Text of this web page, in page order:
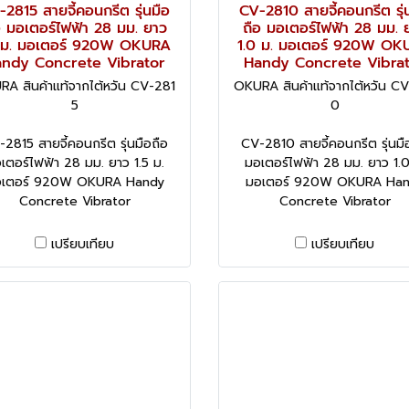
2815 สายจี้คอนกรีต รุ่นมือ
อเตอร์ไฟฟ้า 28 มม. ยาว
. มอเตอร์ 920W OKURA
Concrete Vibrator
สินค้าแท้จากไต้หวัน CV-281
5
2815 สายจี้คอนกรีต รุ่นมือถือ
ตอร์ไฟฟ้า 28 มม. ยาว 1.5 ม.
ตอร์ 920W OKURA Handy
Concrete Vibrator
เปรียบเทียบ
CV-2810 สายจี้คอนกรีต รุ่
ถือ มอเตอร์ไฟฟ้า 28 มม.
1.0 ม. มอเตอร์ 920W
Handy Concrete
OKURA สินค้าแท้จากไต้หวัน
0
CV-2810 สายจี้คอนกรีต รุ่นมื
มอเตอร์ไฟฟ้า 28 มม. ยาว
มอเตอร์ 920W OKURA
Concrete Vibrator
เปรียบเทียบ